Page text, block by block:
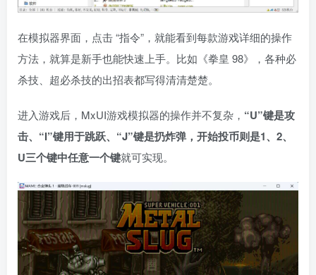
在模拟器界面，点击 “指令”，就能看到每款游戏详细的操作
方法，就算是新手也能快速上手。比如《拳皇 98》，各种必
杀技、超必杀技的出招表都写得清清楚楚。
进入游戏后，MxUI游戏模拟器的操作并不复杂， “U”键是攻
击、“I”键用于跳跃、“J”键是扔炸弹，开始投币则是1、2、
U三个键中任意一个键就可实现。